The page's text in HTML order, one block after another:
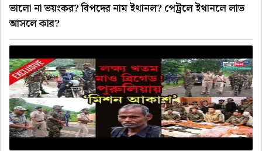
ভালো না ভয়ংকর? বিপদের নাম ইথানল? পেট্রলে ইথানলে লাভ
আসলে কার?